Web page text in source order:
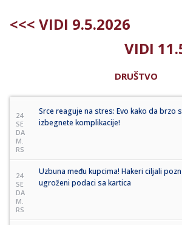
<<< VIDI 9.5.2026
VIDI
DRUŠTVO
24
SE
DA
M.
RS
Srce reaguje na stres: Evo kako da brzo
izbegnete komplikacije!
24
SE
DA
M.
RS
Uzbuna među kupcima! Hakeri ciljali
ugroženi podaci sa kartica